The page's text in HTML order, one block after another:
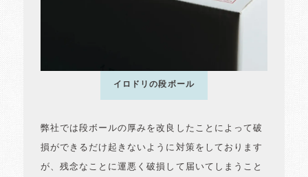
イロドリの段ボール
弊社では段ボールの厚みを改良したことによって破
損ができるだけ起きないように対策をしております
が、残念なことに運悪く破損して届いてしまうこと